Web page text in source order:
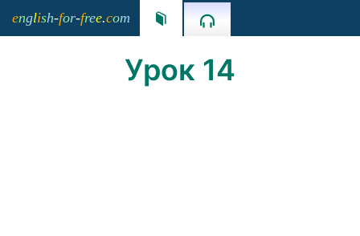
english-for-free.com  
Урок 14